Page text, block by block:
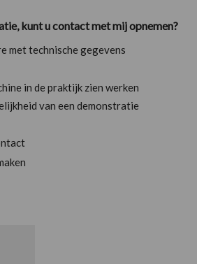
kunt u contact met mij opnemen?
met technische gegevens
in de praktijk zien werken
van een demonstratie